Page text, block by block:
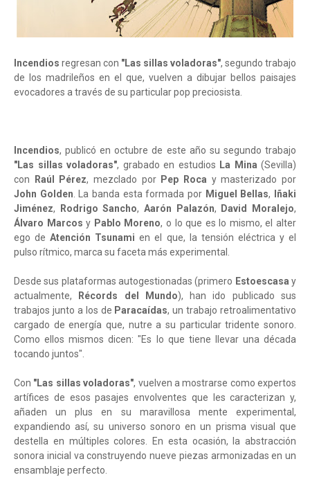
Incendios regresan con "Las sillas voladoras", segundo trabajo
de los madrileños en el que, vuelven a dibujar bellos paisajes
evocadores a través de su particular pop preciosista.
Incendios, publicó en octubre de este año su segundo trabajo
"Las sillas voladoras", grabado en estudios La Mina (Sevilla)
con
Raúl Pérez, mezclado por Pep Roca y masterizado por
John Golden. La banda esta formada por Miguel Bellas,
Iñaki
Jiménez, Rodrigo Sancho,Aarón Palazón, David Moralejo,
Álvaro Marcos y Pablo Moreno, o lo que es lo mismo, el alter
ego deAtención Tsunami en el que, la tensión eléctrica y el
pulso rítmico, marca su faceta más experimental.
Desde sus plataformas autogestionadas (primero Estoescasay
actualmente,
Récords del Mundo), han ido publicado sus
trabajos junto a los de Paracaídas, un trabajo retroalimentativo
cargado de energía que, nutre a su particular tridente sonoro.
Como ellos mismos dicen: "Es lo que tiene llevar una década
tocando juntos".
Con "Las sillas voladoras", vuelven a mostrarse como expertos
artífices de esos pasajes envolventes que les caracterizan y,
añaden un plus en su maravillosa mente experimental,
expandiendo así, su universo sonoro en un prisma visual que
destella en múltiples colores. En esta ocasión, la abstracción
sonora inicial va construyendo nueve piezas armonizadas en un
ensamblaje perfecto.